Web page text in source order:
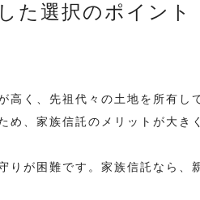
た選択のポイント
高く、先祖代々の土地を所有
、家族信託のメリットが大き
りが困難です。家族信託なら